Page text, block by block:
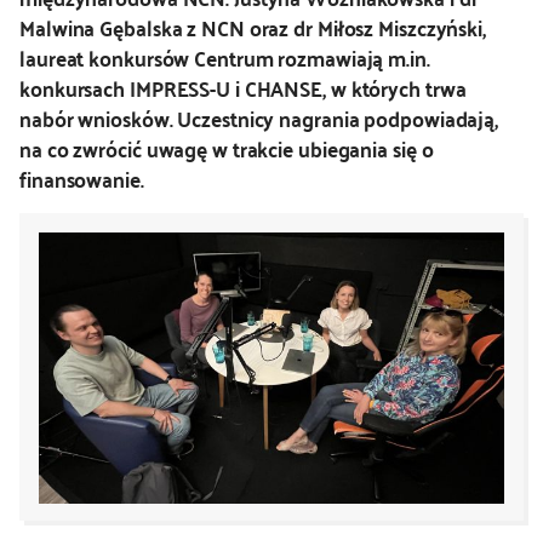
efekty NCN
współpraca międzynarodowa
nagroda NCN
i
JS
Malwina Gębalska z NCN oraz dr Miłosz Miszczyński,
laureat konkursów Centrum rozmawiają m.in.
konkursach IMPRESS-U i CHANSE, w których trwa
nabór wniosków. Uczestnicy nagrania podpowiadają,
na co zwrócić uwagę w trakcie ubiegania się o
finansowanie.